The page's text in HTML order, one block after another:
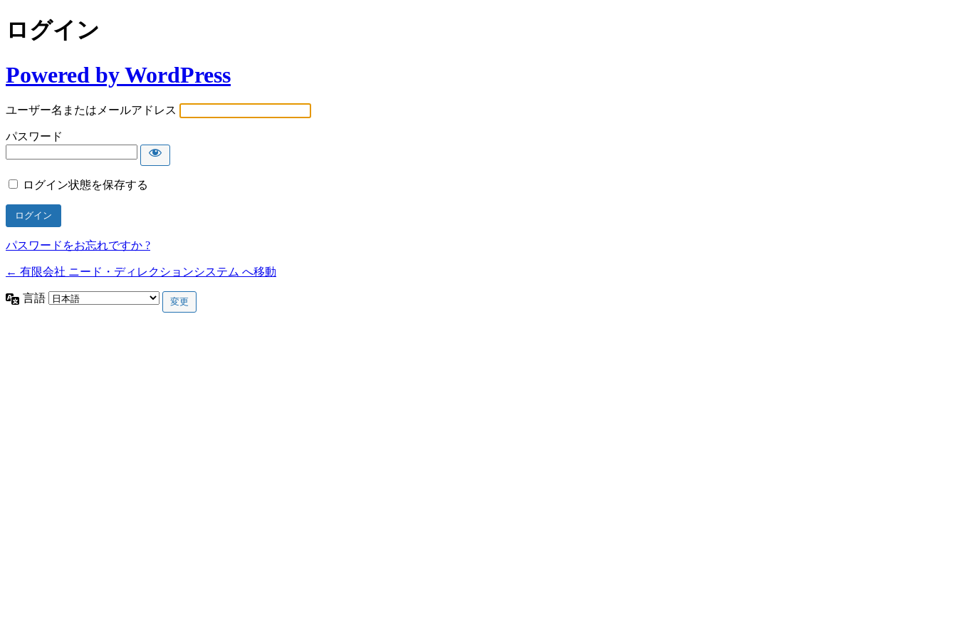
ログイン
Powered by WordPress
ユーザー名またはメールアドレス
パスワード
ログイン状態を保存する
パスワードをお忘れですか ?
← 有限会社 ニード・ディレクションシステム へ移動
言語